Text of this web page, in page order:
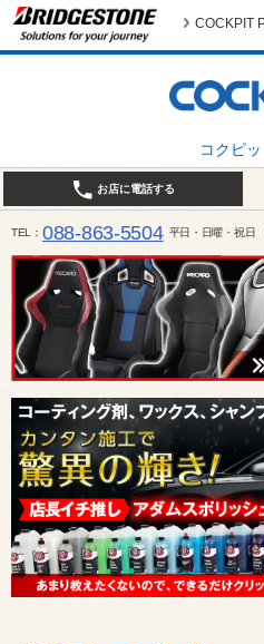
コクピ
COCKPIT
お店に電話する
TEL 088-863-5504 平日・日曜・祝日